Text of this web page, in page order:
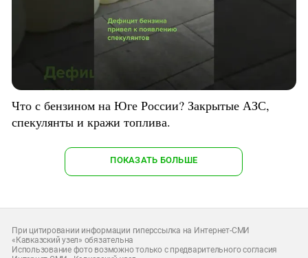
Что с бензином на Юге России? Закрытые АЗС,
спекулянты и кражи топлива.
ПОКАЗАТЬ БОЛЬШЕ
При цитировании информации гиперссылка на Интернет-СМИ
«Кавказский узел» обязательна
Использование фото возможно только с предварительного согласия